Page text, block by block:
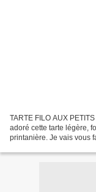
TARTE FILO AUX
adoré cette tarte légère,
printanière. Je vais vous